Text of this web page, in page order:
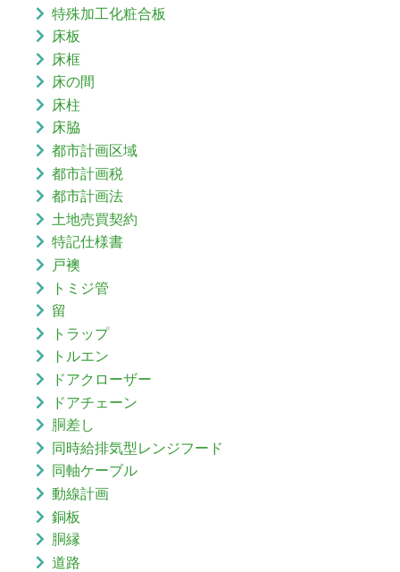
特殊加工化粧合板
床板
床框
床の間
床柱
床脇
都市計画区域
都市計画税
都市計画法
土地売買契約
特記仕様書
戸襖
トミジ管
留
トラップ
トルエン
ドアクローザー
ドアチェーン
胴差し
同時給排気型レンジフード
同軸ケーブル
動線計画
銅板
胴縁
道路